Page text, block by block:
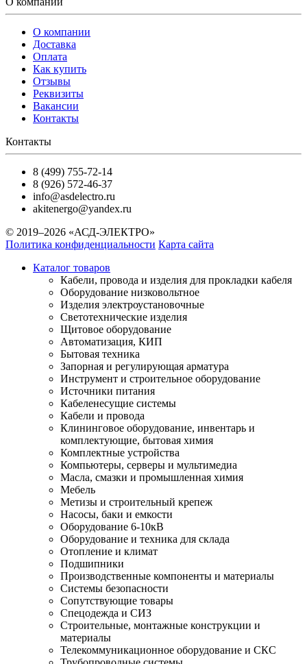
О компании
Доставка
Оплата
Как купить
Отзывы
Реквизиты
Вакансии
Контакты
Контакты
8 (499) 755-72-14
8 (926) 572-46-37
info@asdelectro.ru
akitenergo@yandex.ru
© 2019–2026 «АСД-ЭЛЕКТРО»
Политика конфиденциальности Карта сайта
Каталог товаров
Кабели, провода и изделия для прокладки кабеля
Оборудование низковольтное
Изделия электроустановочные
Светотехнические изделия
Щитовое оборудование
Автоматизация, КИП
Бытовая техника
Запорная и регулирующая арматура
Инструмент и строительное оборудование
Источники питания
Кабеленесущие системы
Кабели и провода
Клининговое оборудование, инвентарь и
комплектующие, бытовая химия
Комплектные устройства
Компьютеры, серверы и мультимедиа
Масла, смазки и промышленная химия
Мебель
Метизы и строительный крепеж
Насосы, баки и емкости
Оборудование 6-10кВ
Оборудование и техника для склада
Отопление и климат
Подшипники
Производственные компоненты и материалы
Системы безопасности
Сопутствующие товары
Спецодежда и СИЗ
Строительные, монтажные конструкции и
материалы
Телекоммуникационное оборудование и СКС